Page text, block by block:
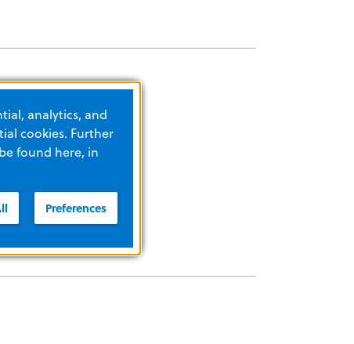
analytics, and
cookies. Further
found here, in
Preferences